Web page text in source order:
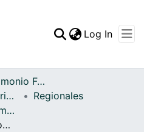
Statistics
Log In
Archivo del Patrimonio Fotográfico y Fílmico del Valle del Cauca
Fondo Fotográfico Diario Occidente
Regionales
FFDO - Palmira - Patrimonial
Centro recreacional comfaunion